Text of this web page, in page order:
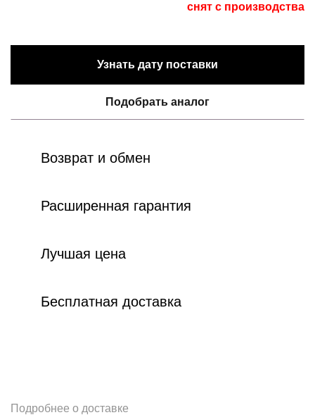
снят с производства
Узнать дату поставки
Подобрать аналог
Возврат и обмен
Расширенная гарантия
Лучшая цена
Бесплатная доставка
Подробнее о доставке